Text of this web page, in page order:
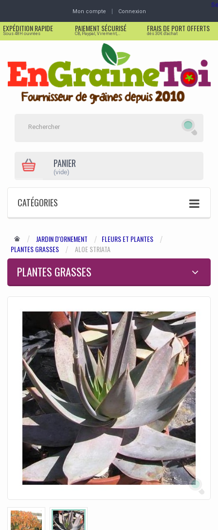
Mon compte Connexion
EXPÉDITION RAPIDE
Sous 48H ouvrées
PAIEMENT SÉCURISÉ
CB, Paypal, Virement,...
FRAIS DE PORT OFFERTS
dès 30€ d'achat
PANIER
(vide)
CATÉGORIES
JARDIN D'ORNEMENT
FLEURS ET PLANTES
PLANTES GRASSES
ALOE STRIATA
PLANTES GRASSES